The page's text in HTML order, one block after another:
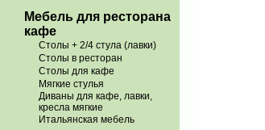
Мебель для ресторана
кафе
Столы + 2/4 стула (лавки)
Столы в ресторан
Столы для кафе
Мягкие стулья
Диваны для кафе, лавки,
кресла мягкие
Итальянская мебель